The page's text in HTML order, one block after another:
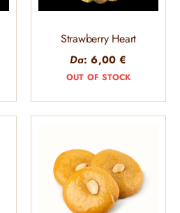
Strawberry Heart
Da:6,00€
OUT OF STOCK